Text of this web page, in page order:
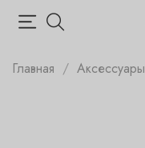
Главная Аксессуары